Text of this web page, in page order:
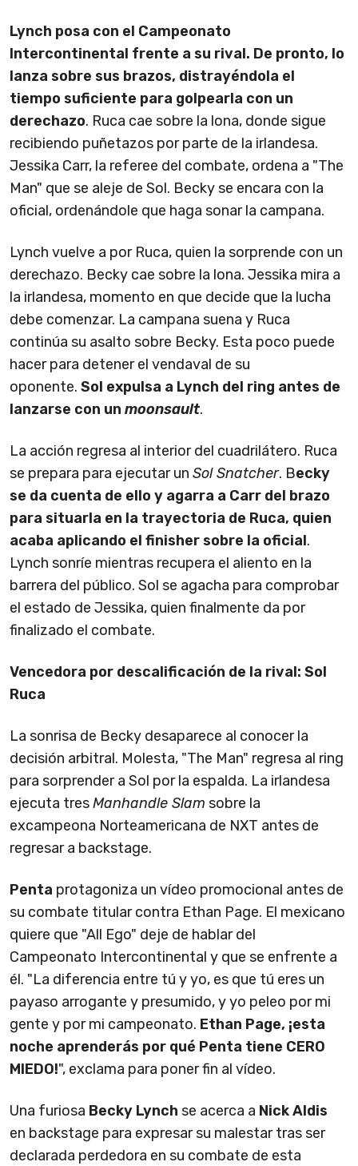
Lynch posa con el Campeonato
Intercontinental frente a su rival. De pronto, lo
lanza sobre sus brazos, distrayéndola el
tiempo suficiente para golpearla con un
derechazo. Ruca cae sobre la lona, donde sigue
recibiendo puñetazos por parte de la irlandesa.
Jessika Carr, la referee del combate, ordena a "The
Man" que se aleje de Sol. Becky se encara con la
oficial, ordenándole que haga sonar la campana.
Lynch vuelve a por Ruca, quien la sorprende con un
derechazo. Becky cae sobre la lona. Jessika mira a
la irlandesa, momento en que decide que la lucha
debe comenzar. La campana suena y Ruca
continúa su asalto sobre Becky. Esta poco puede
hacer para detener el vendaval de su
oponente. Sol expulsa a Lynch del ring antes de
lanzarse con un moonsault.
La acción regresa al interior del cuadrilátero. Ruca
se prepara para ejecutar un Sol Snatcher. Becky
se da cuenta de ello y agarra a Carr del brazo
para situarla en la trayectoria de Ruca, quien
acaba aplicando el finisher sobre la oficial.
Lynch sonríe mientras recupera el aliento en la
barrera del público. Sol se agacha para comprobar
el estado de Jessika, quien finalmente da por
finalizado el combate.
Vencedora por descalificación de la rival: Sol
Ruca
La sonrisa de Becky desaparece al conocer la
decisión arbitral. Molesta, "The Man" regresa al ring
para sorprender a Sol por la espalda. La irlandesa
ejecuta tresManhandle Slam sobre la
excampeona Norteamericana de NXT antes de
regresar a backstage.
Penta protagoniza un vídeo promocional antes de
su combate titular contra Ethan Page. El mexicano
quiere que "All Ego" deje de hablar del
Campeonato Intercontinental y que se enfrente a
él. "La diferencia entre tú y yo, es que tú eres un
payaso arrogante y presumido, y yo peleo por mi
gente y por mi campeonato. Ethan Page, ¡esta
noche aprenderás por qué Penta tiene CERO
MIEDO!", exclama para poner fin al vídeo.
Una furiosa Becky Lynch se acerca a Nick Aldis
en backstage para expresar su malestar tras ser
declarada perdedora en su combate de esta